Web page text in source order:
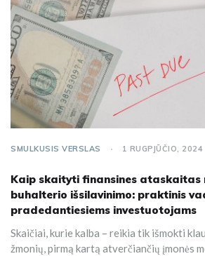
SMULKUSIS VERSLAS 1 RUGPJŪČIO, 2024
Kaip skaityti finansines ataskaitas
buhalterio išsilavinimo: praktinis
pradedantiesiems investuotojams
Skaičiai, kurie kalba – reikia tik išmokti
žmonių, pirmą kartą atverčiančių įmonės